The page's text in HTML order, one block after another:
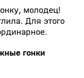
молодец!
Для этого
гонки